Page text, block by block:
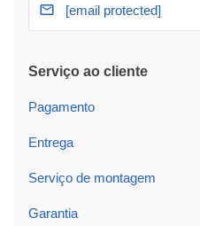
[email protected]
Serviço ao cliente
Pagamento
Entrega
Serviço de montagem
Garantia